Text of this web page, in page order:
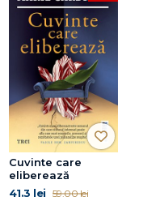
Cuvinte care
eliberează
41.3 lei 59.00 lei